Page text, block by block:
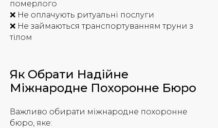
померлого
❌ Не оплачують ритуальні послуги
❌ Не займаються транспортуванням труни з
тілом
Як Обрати Надійне
Міжнародне Похоронне Бюро
Важливо обирати міжнародне похоронне
бюро, яке: